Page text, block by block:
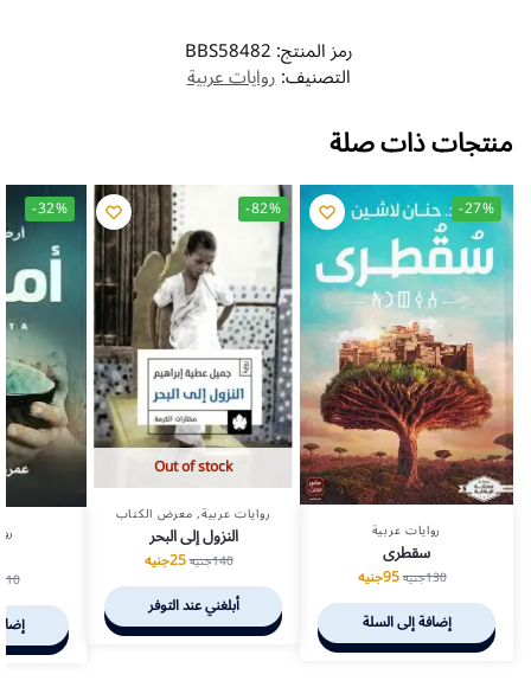
رمز المنتج:BBS58482
التصنيف:روايات عربية
منتجات ذات صلة
-27%
روايات عربية
سقطرى
130جنيه95جنيه
إضافة إلى السلة
-82%
Out of stock
روايات عربية,معرض الكتاب
النزول إلى البحر
140جنيه25جنيه
أبلغني عند التوفر
-32%